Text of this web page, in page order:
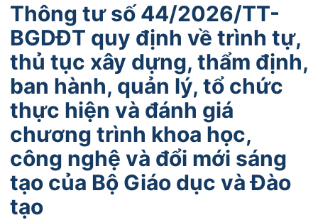
Thông tư số 44/2026/TT-
BGDĐT quy định về trình tự,
thủ tục xây dựng, thẩm định,
ban hành, quản lý, tổ chức
thực hiện và đánh giá
chương trình khoa học,
công nghệ và đổi mới sáng
tạo của Bộ Giáo dục và Đào
tạo